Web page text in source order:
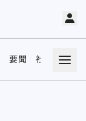
要聞 社會 娛樂